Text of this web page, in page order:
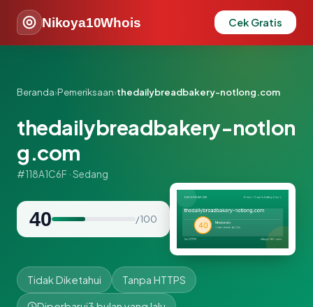
Nikoya10Whois Cek Gratis
Beranda›Pemeriksaan›thedailybreadbakery-notlong.com
thedailybreadbakery-notlon
g.com
#118A1C6F · Sedang
40 / 100
Tidak Diketahui Tanpa HTTPS